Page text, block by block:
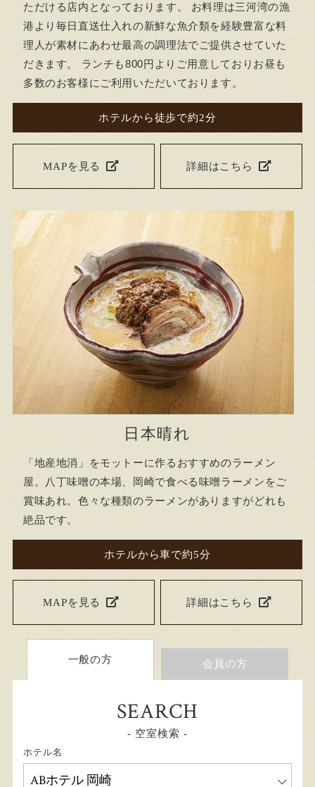
ただける店内となっております。 お料理は三河湾の漁
港より毎日直送仕入れの新鮮な魚介類を経験豊富な料
理人が素材にあわせ最高の調理法でご提供させていた
だきます。 ランチも800円よりご用意しておりお昼も
多数のお客様にご利用いただいております。
ホテルから徒歩で約2分
MAPを見る 詳細はこちら
日本晴れ
「地産地消」をモットーに作るおすすめのラーメン
屋。八丁味噌の本場、岡崎で食べる味噌ラーメンをご
賞味あれ。色々な種類のラーメンがありますがどれも
絶品です。
ホテルから車で約5分
MAPを見る 詳細はこちら
一般の方 会員の方
SEARCH
- 空室検索 -
ホテル名